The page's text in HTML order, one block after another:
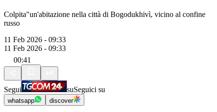
Colpita"un'abitazione nella città di Bogodukhivì, vicino al confine
russo
11 Feb 2026 - 09:33
11 Feb 2026 - 09:33
00:41
Segui suSeguici su
whatsapp discover